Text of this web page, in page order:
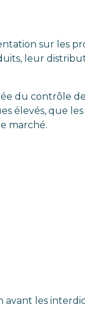
sur les
leur
du contrôle
élevés, que
marché.
les